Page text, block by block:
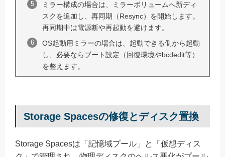
ミラー構成の場合は、ミラーボリュームへ新ディ
スクを追加し、再同期（Resync）を開始します。
再同期中は電源断や再起動を避けます。
OS起動用ミラーの場合は、起動できる側から起動
し、必要ならブート設定（回復環境やbcdedit等）
を整えます。
Storage Spacesの修復とディスク置換
Storage Spacesは「記憶域プール」と「仮想ディス